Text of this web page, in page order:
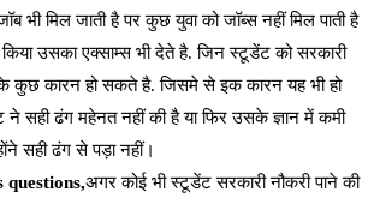
भी मिल जाती है पर कुछ युवा को जॉब्स नहीं मिल पाती है
उसका एक्साम्स भी देते है. जिन स्टूडेंट को सरकारी
कुछ कारन हो सकते है. जिसमे से इक कारन यह भी हो
सही ढंग महेनत नहीं की है या फिर उसके ज्ञान में कमी
सही ढंग से पड़ा नहीं।
अगर कोई भी स्टूडेंट सरकारी नौकरी पाने की